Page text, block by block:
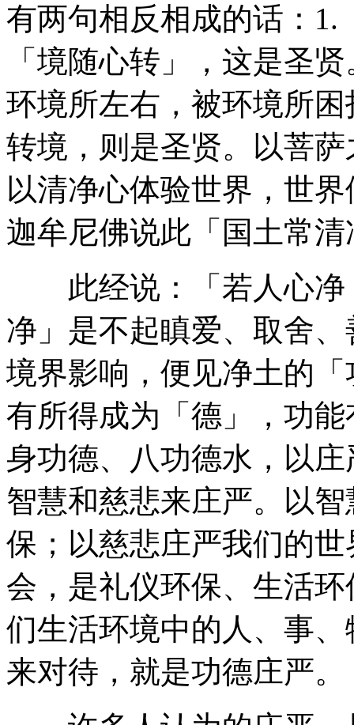
有两句相反相成的话：1.
「境随心转」，这是圣
环境所左右，被环境所
转境，则是圣贤。以菩
以清净心体验世界，世
迦牟尼佛说此「国土常
此经说：「若人心净
净」是不起瞋爱、取舍
境界影响，便见净土的
有所得成为「德」，功
身功德、八功德水，以
智慧和慈悲来庄严。以
保；以慈悲庄严我们的
会，是礼仪环保、生活
们生活环境中的人、事
来对待，就是功德庄严。